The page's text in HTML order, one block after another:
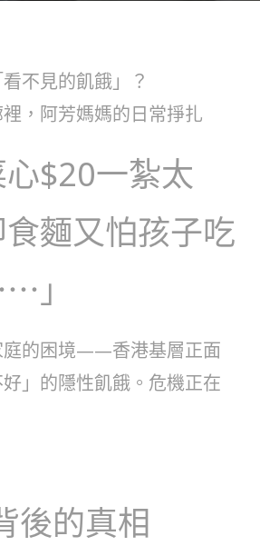
不見的飢餓」？
，阿芳媽媽的日常掙扎
心$20一紮太
麵又怕孩子吃
」
庭的困境——香港基層正面
」的隱性飢餓。危機正在
後的真相